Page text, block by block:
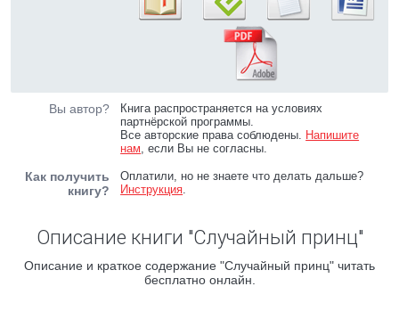
Вы автор?
Книга распространяется на условиях
партнёрской программы.
Все авторские права соблюдены. Напишите
нам, если Вы не согласны.
Как получить
книгу?
Оплатили, но не знаете что делать дальше?
Инструкция.
Описание книги "Случайный принц"
Описание и краткое содержание "Случайный принц" читать
бесплатно онлайн.